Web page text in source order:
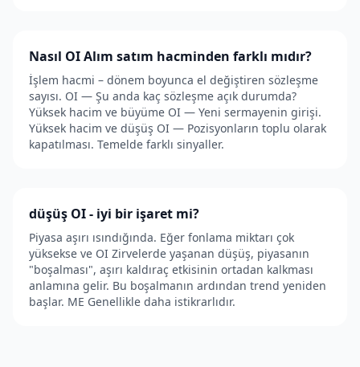
Nasıl OI Alım satım hacminden farklı mıdır?
İşlem hacmi – dönem boyunca el değiştiren sözleşme
sayısı. OI — Şu anda kaç sözleşme açık durumda?
Yüksek hacim ve büyüme OI — Yeni sermayenin girişi.
Yüksek hacim ve düşüş OI — Pozisyonların toplu olarak
kapatılması. Temelde farklı sinyaller.
düşüş OI - iyi bir işaret mi?
Piyasa aşırı ısındığında. Eğer fonlama miktarı çok
yüksekse ve OI Zirvelerde yaşanan düşüş, piyasanın
"boşalması", aşırı kaldıraç etkisinin ortadan kalkması
anlamına gelir. Bu boşalmanın ardından trend yeniden
başlar. ME Genellikle daha istikrarlıdır.